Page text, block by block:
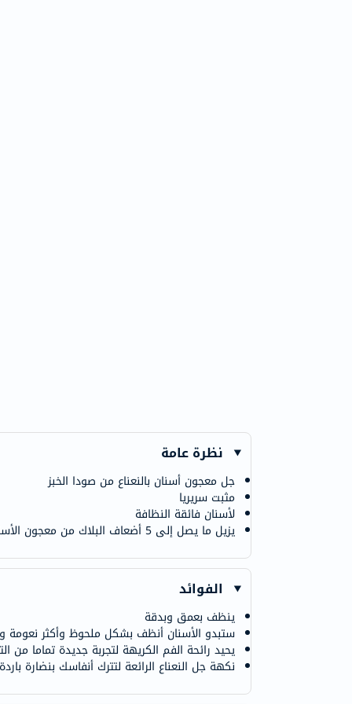
نظرة عامة
جل معجون أسنان بالنعناع من صودا الخبز
مثبت سريريا
لأسنان فائقة النظافة
يزيل ما يصل إلى 5 أضعاف البلاك من معجون الأسنان العادي
الفوائد
ينظف بعمق وبدقة
ستبدو الأسنان أنظف بشكل ملحوظ وأكثر نعومة
يحيد رائحة الفم الكريهة لتجربة جديدة تماما من
نكهة جل النعناع الرائعة لتترك أنفاسك بنضارة